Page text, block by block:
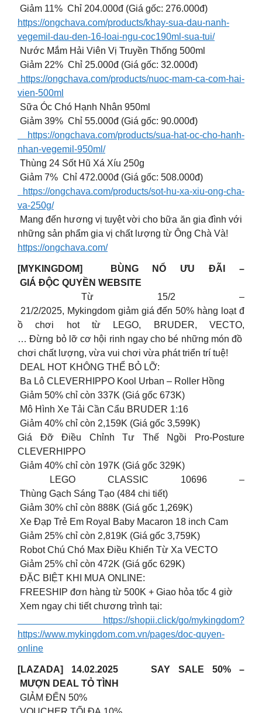
Giảm 11% Chỉ 204.000đ (Giá gốc: 276.000đ)
https://ongchava.com/products/khay-sua-dau-nanh-
vegemil-dau-den-16-loai-ngu-coc190ml-sua-tui/
Nước Mắm Hải Viên Vị Truyền Thống 500ml
Giảm 22% Chỉ 25.000đ (Giá gốc: 32.000đ)
https://ongchava.com/products/nuoc-mam-ca-com-hai-
vien-500ml
Sữa Óc Chó Hạnh Nhân 950ml
Giảm 39% Chỉ 55.000đ (Giá gốc: 90.000đ)
https://ongchava.com/products/sua-hat-oc-cho-hanh-
nhan-vegemil-950ml/
Thùng 24 Sốt Hũ Xá Xíu 250g
Giảm 7% Chỉ 472.000đ (Giá gốc: 508.000đ)
https://ongchava.com/products/sot-hu-xa-xiu-ong-cha-
va-250g/
Mang đến hương vị tuyệt vời cho bữa ăn gia đình với
những sản phẩm gia vị chất lượng từ Ông Chà Và!
https://ongchava.com/
[MYKINGDOM] BÙNG NỔ ƯU ĐÃI –
GIÁ ĐỘC QUYỀN WEBSITE
Từ 15/2 –
21/2/2025, Mykingdom giảm giá đến 50% hàng loạt đ
ồ chơi hot từ LEGO, BRUDER, VECTO,
… Đừng bỏ lỡ cơ hội rinh ngay cho bé những món đồ
chơi chất lượng, vừa vui chơi vừa phát triển trí tuệ!
DEAL HOT KHÔNG THỂ BỎ LỠ:
Ba Lô CLEVERHIPPO Kool Urban – Roller Hồng
Giảm 50% chỉ còn 337K (Giá gốc 673K)
Mô Hình Xe Tải Cần Cẩu BRUDER 1:16
Giảm 40% chỉ còn 2,159K (Giá gốc 3,599K)
Giá Đỡ Điều Chỉnh Tư Thế Ngồi Pro-Posture
CLEVERHIPPO
Giảm 40% chỉ còn 197K (Giá gốc 329K)
LEGO CLASSIC 10696 –
Thùng Gạch Sáng Tạo (484 chi tiết)
Giảm 30% chỉ còn 888K (Giá gốc 1,269K)
Xe Đạp Trẻ Em Royal Baby Macaron 18 inch Cam
Giảm 25% chỉ còn 2,819K (Giá gốc 3,759K)
Robot Chú Chó Max Điều Khiển Từ Xa VECTO
Giảm 25% chỉ còn 472K (Giá gốc 629K)
ĐẶC BIỆT KHI MUA ONLINE:
FREESHIP đơn hàng từ 500K + Giao hỏa tốc 4 giờ
Xem ngay chi tiết chương trình tại:
https://shopii.click/go/mykingdom?
https://www.mykingdom.com.vn/pages/doc-quyen-
online
[LAZADA] 14.02.2025 SAY SALE 50% –
MƯỢN DEAL TỎ TÌNH
GIẢM ĐẾN 50%